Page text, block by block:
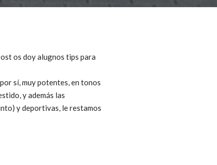
os doy alugnos tips para
sí, muy potentes, en tonos
y además las
y deportivas, le restamos